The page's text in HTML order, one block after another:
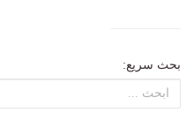
بحث سريع: